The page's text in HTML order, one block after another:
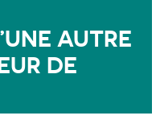
AUTRE
DE